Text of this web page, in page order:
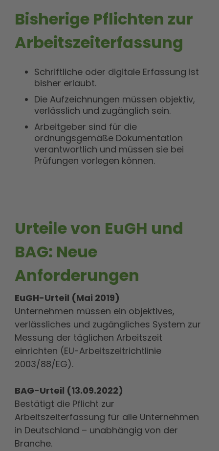
Bisherige Pflichten zur
Arbeitszeiterfassung
Schriftliche oder digitale Erfassung ist
bisher erlaubt.
Die Aufzeichnungen müssen objektiv,
verlässlich und zugänglich sein.
Arbeitgeber sind für die
ordnungsgemäße Dokumentation
verantwortlich und müssen sie bei
Prüfungen vorlegen können.
Urteile von EuGH und
BAG: Neue
Anforderungen
EuGH-Urteil (Mai 2019)
Unternehmen müssen ein objektives,
verlässliches und zugängliches System zur
Messung der täglichen Arbeitszeit
einrichten (EU-Arbeitszeitrichtlinie
2003/88/EG).
BAG-Urteil (13.09.2022)
Bestätigt die Pflicht zur
Arbeitszeiterfassung für alle Unternehmen
in Deutschland – unabhängig von der
Branche.